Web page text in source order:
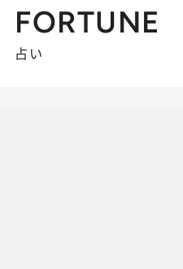
FORTUNE
占い